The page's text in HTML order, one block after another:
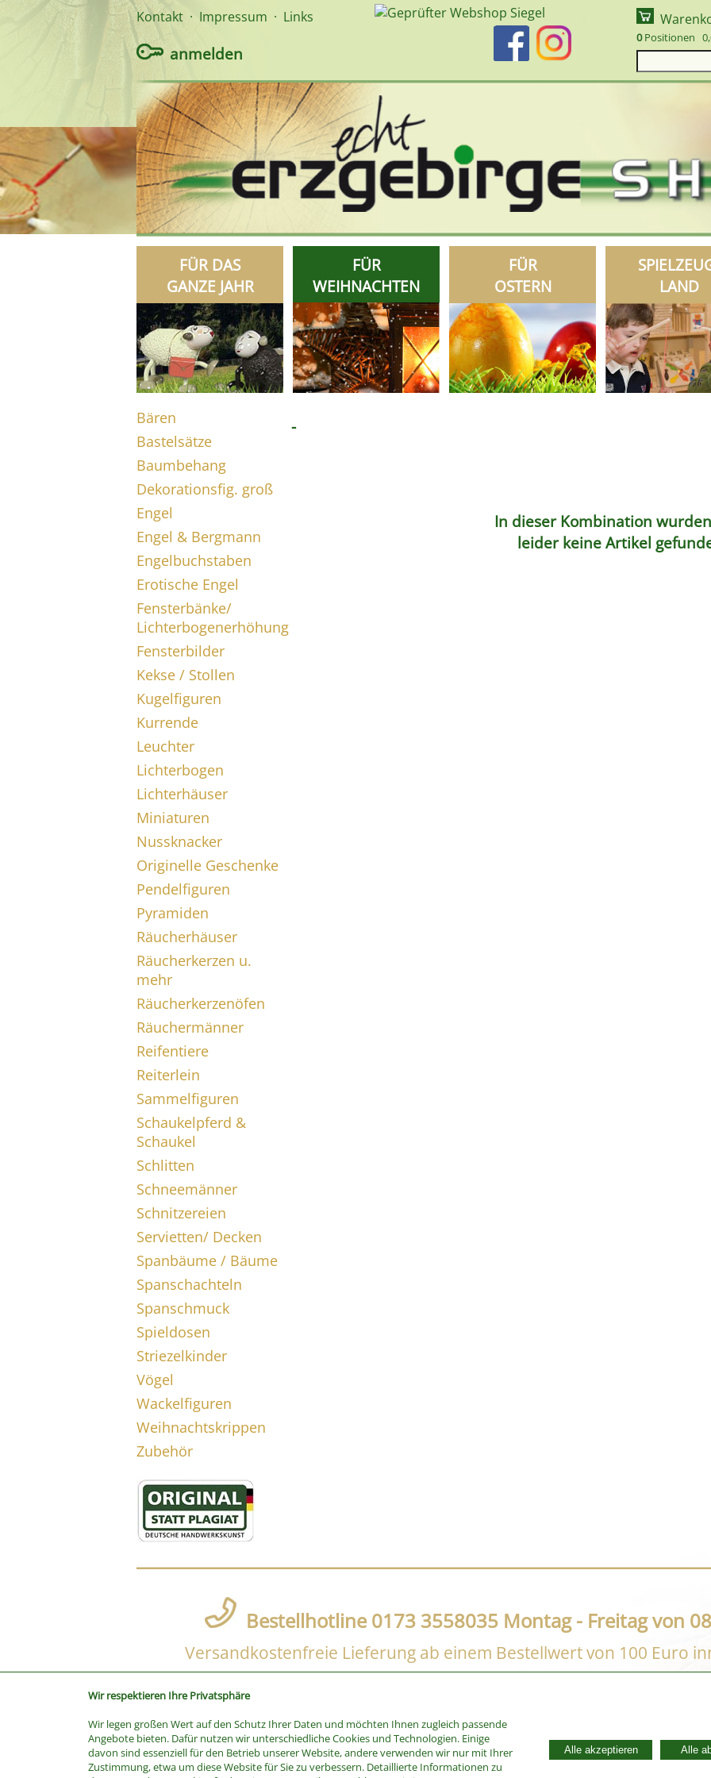
Wir respektieren Ihre Privatsphäre
Wir legen großen Wert auf den Schutz Ihrer Daten und möchten Ihnen zugleich passende
Angebote bieten. Dafür nutzen wir unterschiedliche Cookies und Technologien. Einige
davon sind essenziell für den Betrieb unserer Website, andere verwenden wir nur mit Ihrer
Zustimmung, etwa um diese Website für Sie zu verbessern. Detaillierte Informationen zu
Alle akzeptieren Alle
Kontakt · Impressum · Links
anmelden
0Positionen
FÜR DAS
GANZE JAHR
FÜR
WEIHNACHTEN
FÜR
OSTERN
LAND
Bären
Bastelsätze
Baumbehang
Dekorationsfig. groß
Engel
Engel & Bergmann
Engelbuchstaben
Erotische Engel
Fensterbänke/
Lichterbogenerhöhung
Fensterbilder
Kekse / Stollen
Kugelfiguren
Kurrende
Leuchter
Lichterbogen
Lichterhäuser
Miniaturen
Nussknacker
Originelle Geschenke
Pendelfiguren
Pyramiden
Räucherhäuser
Räucherkerzen u.
mehr
Räucherkerzenöfen
Räuchermänner
Reifentiere
Reiterlein
Sammelfiguren
Schaukelpferd &
Schaukel
Schlitten
Schneemänner
Schnitzereien
Servietten/ Decken
Spanbäume / Bäume
Spanschachteln
Spanschmuck
Spieldosen
Striezelkinder
Vögel
Wackelfiguren
Weihnachtskrippen
Zubehör
-
In dieser Kombination wurden
leider keine Artikel
Bestellhotline 0173 3558035 Montag - Freitag von
Versandkostenfreie Lieferung ab einem Bestellwert von 100 Euro
SUCHE
Stichwort